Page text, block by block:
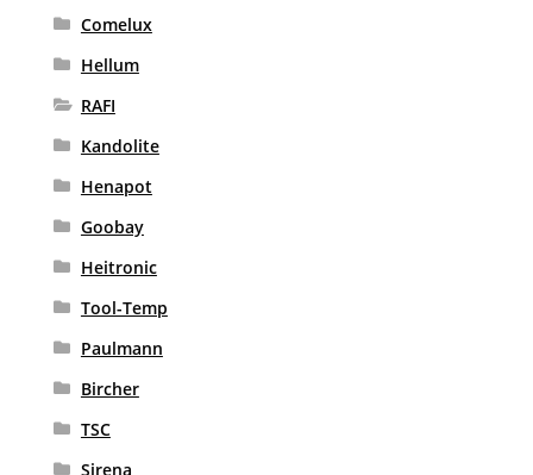
Comelux
Hellum
RAFI
Kandolite
Henapot
Goobay
Heitronic
Tool-Temp
Paulmann
Bircher
TSC
Sirena